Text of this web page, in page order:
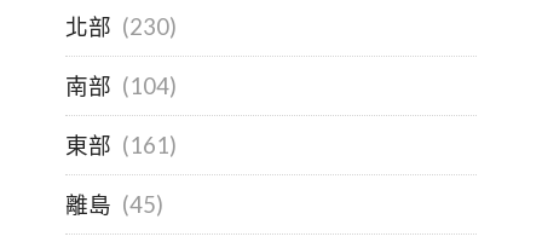
北部 (230)
南部 (104)
東部 (161)
離島 (45)